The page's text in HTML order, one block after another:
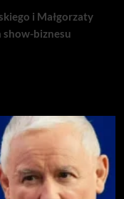
i Małgorzaty
show-biznesu